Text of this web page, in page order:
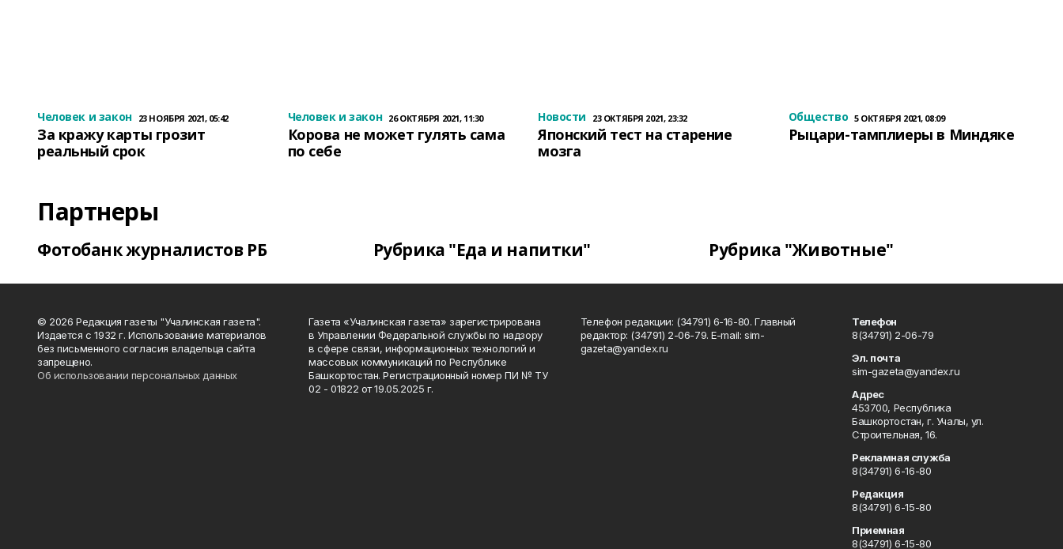
Человек и закон 23 НОЯБРЯ 2021, 05:42
За кражу карты грозит
реальный срок
Человек и закон 26 ОКТЯБРЯ 2021, 11:30
Корова не может гулять сама
по себе
Новости 23 ОКТЯБРЯ 2021, 23:32
Японский тест на старение
мозга
Общество 5 ОКТЯБРЯ 2021, 08:09
Рыцари-тамплиеры в Миндяке
Партнеры
Фотобанк журналистов РБ Рубрика "Еда и напитки" Рубрика "Животные"
© 2026 Редакция газеты "Учалинская газета".
Издается с 1932 г. Использование материалов
без письменного согласия владельца сайта
запрещено.
Об использовании персональных данных
Газета «Учалинская газета» зарегистрирована
в Управлении Федеральной службы по надзору
в сфере связи, информационных технологий и
массовых коммуникаций по Республике
Башкортостан. Регистрационный номер ПИ № ТУ
02 - 01822 от 19.05.2025 г.
Телефон редакции: (34791) 6-16-80. Главный
редактор: (34791) 2-06-79. Е-mаil: sim-
gazeta@yandex.ru
Телефон
8(34791) 2-06-79
Эл. почта
sim-gazeta@yandex.ru
Адрес
453700, Республика
Башкортостан, г. Учалы, ул.
Строительная, 16.
Рекламная служба
8(34791) 6-16-80
Редакция
8(34791) 6-15-80
Приемная
8(34791) 6-15-80